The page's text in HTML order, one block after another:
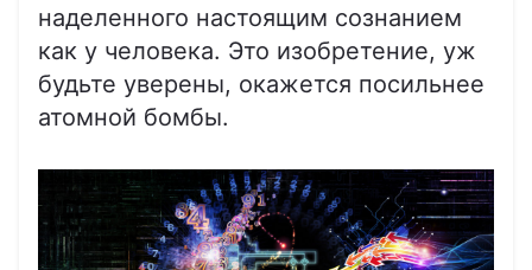
наделенного настоящим сознанием
как у человека. Это изобретение, уж
будьте уверены, окажется посильнее
атомной бомбы.